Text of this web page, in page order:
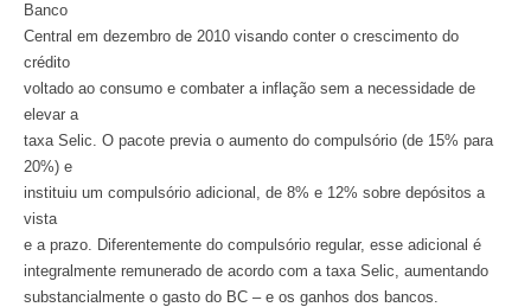
Banco
Central em dezembro de 2010 visando conter o crescimento do
crédito
voltado ao consumo e combater a inflação sem a necessidade de
elevar a
taxa Selic. O pacote previa o aumento do compulsório (de 15% para
20%) e
instituiu um compulsório adicional, de 8% e 12% sobre depósitos a
vista
e a prazo. Diferentemente do compulsório regular, esse adicional é
integralmente remunerado de acordo com a taxa Selic, aumentando
substancialmente o gasto do BC – e os ganhos dos bancos.